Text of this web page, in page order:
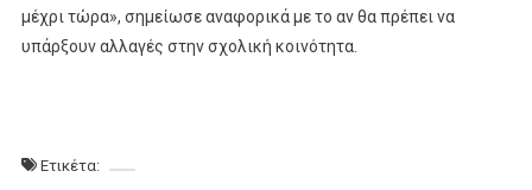
μέχρι τώρα», σημείωσε αναφορικά με το αν θα πρέπει να
υπάρξουν αλλαγές στην σχολική κοινότητα.
Ετικέτα: